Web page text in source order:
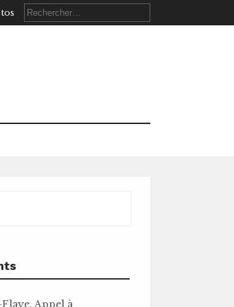
Rechercher :
Appel à